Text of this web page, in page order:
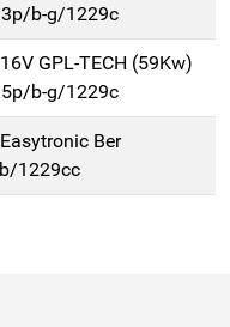
3p/b-g/1229c
GPL-TECH (59Kw)
5p/b-g/1229c
Ber
1229cc